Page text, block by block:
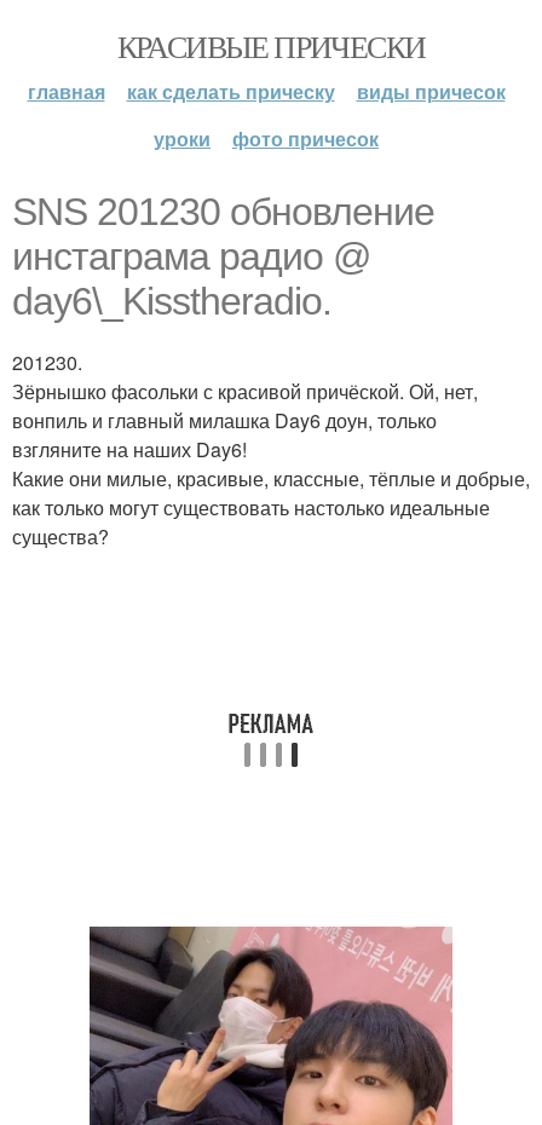
КРАСИВЫЕ ПРИЧЕСКИ
главная как сделать прическу
виды причесок
уроки
фото причесок
SNS 201230 обновление
инстаграма радио @
day6\_Kisstheradio.
201230.
Зёрнышко фасольки с красивой причёской. Ой, нет,
вонпиль и главный милашка Day6 доун, только
взгляните на наших Day6!
Какие они милые, красивые, классные, тёплые и добрые,
как только могут существовать настолько идеальные
существа?